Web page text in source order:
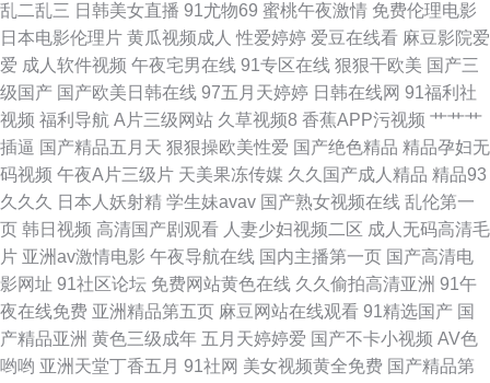
级 日本αv网站 91美女视频 成人喷水www 丁香五月网站 福利嫩草在线导航
乱二乱三 日韩美女直播 91尤物69 蜜桃午夜激情 免费伦理电影
日本电影伦理片 黄瓜视频成人 性爱婷婷 爱豆在线看 麻豆影院爱
爱 成人软件视频 午夜宅男在线 91专区在线 狠狠干欧美 国产三
级国产 国产欧美日韩在线 97五月天婷婷 日韩在线网 91福利社
视频 福利导航 A片三级网站 久草视频8 香蕉APP污视频 艹艹艹
插逼 国产精品五月天 狠狠操欧美性爱 国产绝色精品 精品孕妇无
码视频 午夜A片三级片 天美果冻传媒 久久国产成人精品 精品93
久久久
日本人妖射精 学生妹avav 国产熟女视频在线 乱伦第一
页 韩日视频 高清国产剧观看 人妻少妇视频二区 成人无码高清毛
片 亚洲av激情电影 午夜导航在线 国内主播第一页 国产高清电
影网址 91社区论坛 免费网站黄色在线 久久偷拍高清亚洲 91午
夜在线免费 亚洲精品第五页 麻豆网站在线观看 91精选国产 国
产精品亚洲 黄色三级成年 五月天婷婷爱 国产不卡小视频 AV色
哟哟 亚洲天堂丁香五月 91社网 美女视频黄全免费 国产精品第